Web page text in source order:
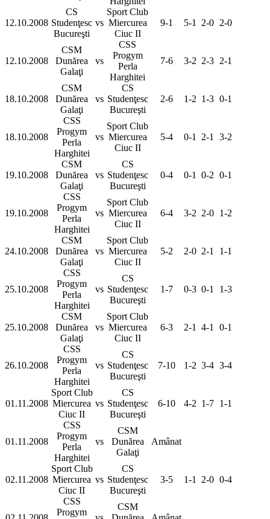
12.10.2008
CS
Studenţesc
Bucureşti
vs
Sport Club
Miercurea
Ciuc II
9-1 5-1 2-0 2-0
12.10.2008
CSM
Dunărea
Galaţi
vs
CSS
Progym
Perla
Harghitei
7-6 3-2 2-3 2-1
18.10.2008
CSM
Dunărea
Galaţi
vs
CS
Studenţesc
Bucureşti
2-6 1-2 1-3 0-1
18.10.2008
CSS
Progym
Perla
Harghitei
vs
Sport Club
Miercurea
Ciuc II
5-4 0-1 2-1 3-2
19.10.2008
CSM
Dunărea
Galaţi
vs
CS
Studenţesc
Bucureşti
0-4 0-1 0-2 0-1
19.10.2008
CSS
Progym
Perla
Harghitei
vs
Sport Club
Miercurea
Ciuc II
6-4 3-2 2-0 1-2
24.10.2008
CSM
Dunărea
Galaţi
vs
Sport Club
Miercurea
Ciuc II
5-2 2-0 2-1 1-1
25.10.2008
CSS
Progym
Perla
Harghitei
vs
CS
Studenţesc
Bucureşti
1-7 0-3 0-1 1-3
25.10.2008
CSM
Dunărea
Galaţi
vs
Sport Club
Miercurea
Ciuc II
6-3 2-1 4-1 0-1
26.10.2008
CSS
Progym
Perla
Harghitei
vs
CS
Studenţesc
Bucureşti
7-10 1-2 3-4 3-4
01.11.2008
Sport Club
Miercurea
Ciuc II
vs
CS
Studenţesc
Bucureşti
6-10 4-2 1-7 1-1
01.11.2008
CSS
Progym
Perla
Harghitei
vs
CSM
Dunărea
Galaţi
Amânat
02.11.2008
Sport Club
Miercurea
Ciuc II
vs
CS
Studenţesc
Bucureşti
3-5 1-1 2-0 0-4
CSS
Progym
CSM